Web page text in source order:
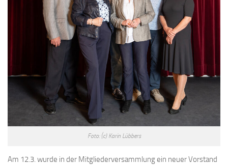
Foto: (c) Karin Lübbers
Am 12.3. wurde in der Mitgliederversammlung ein neuer Vorstand